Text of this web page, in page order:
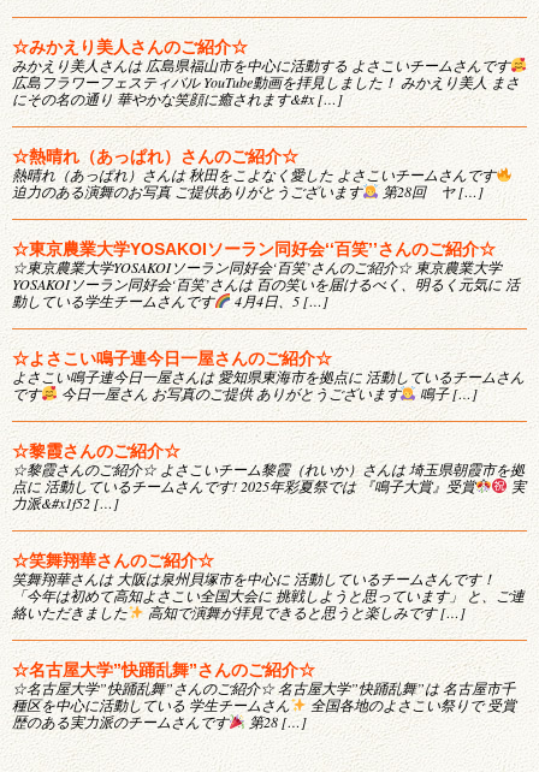
☆みかえり美人さんのご紹介☆
みかえり美人さんは 広島県福山市を中心に活動する よさこいチームさんです
広島フラワーフェスティバル YouTube動画を拝見しました！ みかえり美人 まさ
にその名の通り 華やかな笑顔に癒されます&#x […]
☆熱晴れ（あっぱれ）さんのご紹介☆
熱晴れ（あっぱれ）さんは 秋田をこよなく愛した よさこいチームさんです
迫力のある演舞のお写真 ご提供ありがとうございます
第28回 ヤ […]
☆東京農業大学YOSAKOIソーラン同好会‘‘百笑’’さんのご紹介☆
☆東京農業大学YOSAKOIソーラン同好会‘百笑’さんのご紹介☆ 東京農業大学
YOSAKOIソーラン同好会‘百笑’さんは 百の笑いを届けるべく、明るく元気に 活
動している学生チームさんです
4月4日、5 […]
☆よさこい鳴子連今日一屋さんのご紹介☆
よさこい鳴子連今日一屋さんは 愛知県東海市を拠点に 活動しているチームさん
です
今日一屋さん お写真のご提供 ありがとうございます 鳴子 […]
☆黎霞さんのご紹介☆
☆黎霞さんのご紹介☆ よさこいチーム黎霞（れいか）さんは 埼玉県朝霞市を拠
点に 活動しているチームさんです! 2025年彩夏祭では 『鳴子大賞』受賞
実
力派&#x1f52 […]
☆笑舞翔華さんのご紹介☆
笑舞翔華さんは 大阪は泉州貝塚市を中心に 活動しているチームさんです！
「今年は初めて高知よさこい全国大会に 挑戦しようと思っています」 と、ご連
絡いただきました
高知で演舞が拝見できると思うと楽しみです […]
☆名古屋大学”快踊乱舞”さんのご紹介☆
☆名古屋大学”快踊乱舞”さんのご紹介☆ 名古屋大学”快踊乱舞”は 名古屋市千
種区を中心に活動している 学生チームさん
全国各地のよさこい祭りで 受賞
歴のある実力派のチームさんです
第28 […]